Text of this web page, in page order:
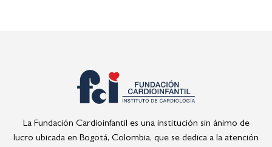
La Fundación Cardioinfantil es una institución sin ánimo de
lucro ubicada en Bogotá, Colombia, que se dedica a la atención